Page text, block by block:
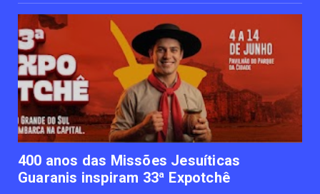
June 12, 2023
UNCATEGORIZED
Empresas apostam em iniciativas de
felicidade corporativa pa...
June 09, 2023
UNCATEGORIZED
Lawtech gaúcha ajuda advogados a
organizarem sua vida financ...
June 09, 2023
400 anos das Missões Jesuíticas
Guaranis inspiram 33ª Expotchê